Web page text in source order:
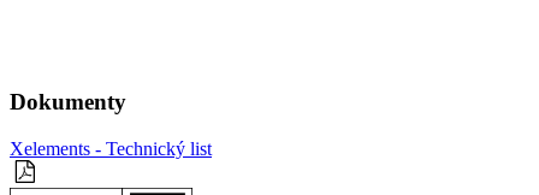
Dokumenty
Xelements - Technický list